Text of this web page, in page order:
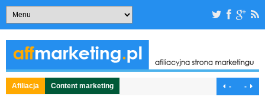
Afiliacja Content marketing - -